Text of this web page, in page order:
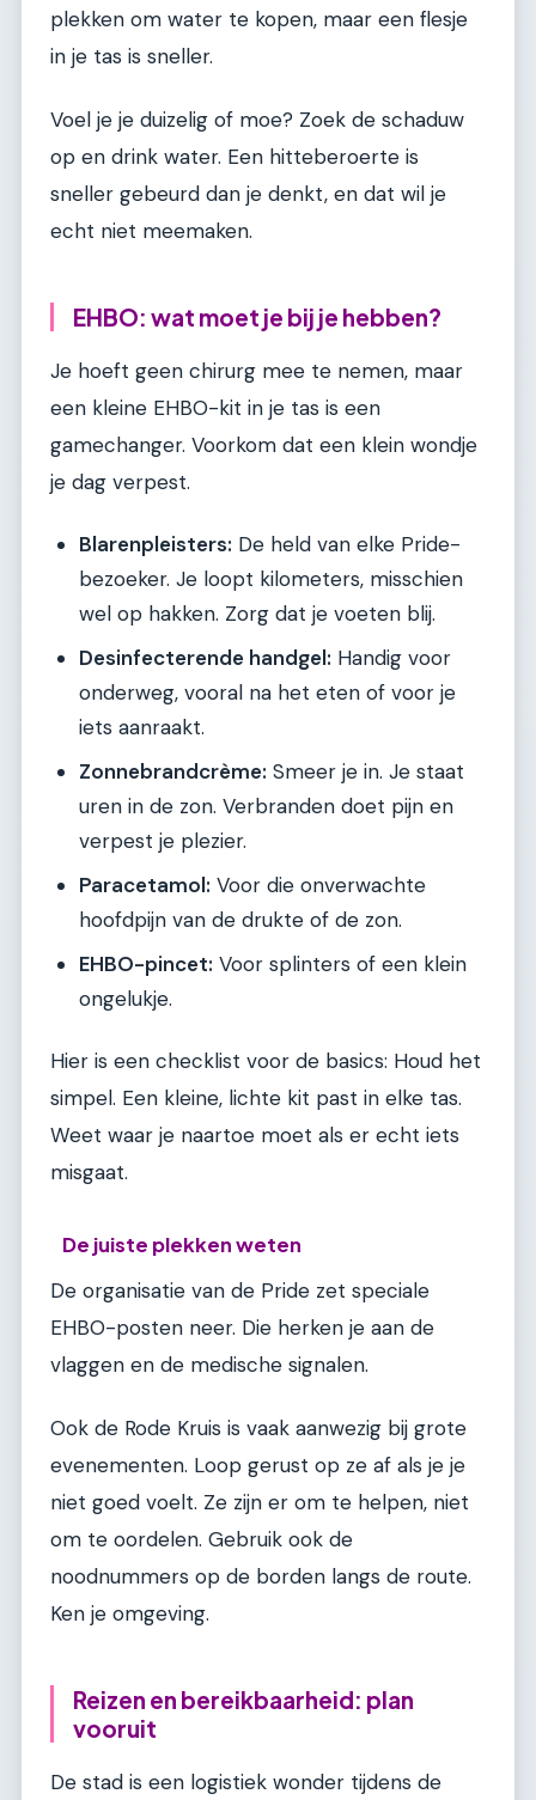
plekken om water te kopen, maar een flesje
in je tas is sneller.
Voel je je duizelig of moe? Zoek de schaduw
op en drink water. Een hitteberoerte is
sneller gebeurd dan je denkt, en dat wil je
echt niet meemaken.
EHBO: wat moet je bij je hebben?
Je hoeft geen chirurg mee te nemen, maar
een kleine EHBO-kit in je tas is een
gamechanger. Voorkom dat een klein wondje
je dag verpest.
Blarenpleisters: De held van elke Pride-
bezoeker. Je loopt kilometers, misschien
wel op hakken. Zorg dat je voeten blij.
Desinfecterende handgel: Handig voor
onderweg, vooral na het eten of voor je
iets aanraakt.
Zonnebrandcrème: Smeer je in. Je staat
uren in de zon. Verbranden doet pijn en
verpest je plezier.
Paracetamol: Voor die onverwachte
hoofdpijn van de drukte of de zon.
EHBO-pincet: Voor splinters of een klein
ongelukje.
Hier is een checklist voor de basics: Houd het
simpel. Een kleine, lichte kit past in elke tas.
Weet waar je naartoe moet als er echt iets
misgaat.
De juiste plekken weten
De organisatie van de Pride zet speciale
EHBO-posten neer. Die herken je aan de
vlaggen en de medische signalen.
Ook de Rode Kruis is vaak aanwezig bij grote
evenementen. Loop gerust op ze af als je je
niet goed voelt. Ze zijn er om te helpen, niet
om te oordelen. Gebruik ook de
noodnummers op de borden langs de route.
Ken je omgeving.
Reizen en bereikbaarheid: plan
vooruit
De stad is een logistiek wonder tijdens de